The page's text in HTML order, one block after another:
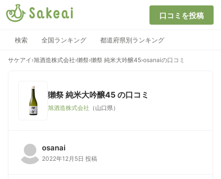
口コミを投稿
検索 全国ランキング 都道府県別ランキング
サケアイ ›旭酒造株式会社›獺祭›獺祭 純米大吟醸45›osanaiの口コミ
獺祭 純米大吟醸45 の口コミ
旭酒造株式会社 （山口県）
osanai
2022年12月5日 投稿